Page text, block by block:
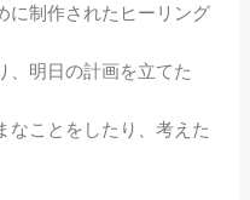
に制作されたヒーリング
、明日の計画を立てた
なことをしたり、考えた